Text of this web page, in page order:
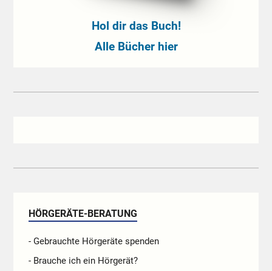
Hol dir das Buch!
Alle Bücher hier
HÖRGERÄTE-BERATUNG
- Gebrauchte Hörgeräte spenden
- Brauche ich ein Hörgerät?